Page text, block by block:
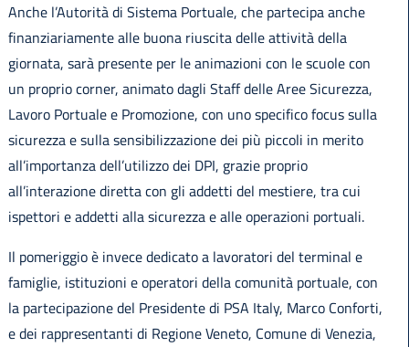
Anche l’Autorità di Sistema Portuale, che partecipa anche
finanziariamente alle buona riuscita delle attività della
giornata, sarà presente per le animazioni con le scuole con
un proprio corner, animato dagli Staff delle Aree Sicurezza,
Lavoro Portuale e Promozione, con uno specifico focus sulla
sicurezza e sulla sensibilizzazione dei più piccoli in merito
all’importanza dell’utilizzo dei DPI, grazie proprio
all’interazione diretta con gli addetti del mestiere, tra cui
ispettori e addetti alla sicurezza e alle operazioni portuali.
Il pomeriggio è invece dedicato a lavoratori del terminal e
famiglie, istituzioni e operatori della comunità portuale, con
la partecipazione del Presidente di PSA Italy, Marco Conforti,
e dei rappresentanti di Regione Veneto, Comune di Venezia,